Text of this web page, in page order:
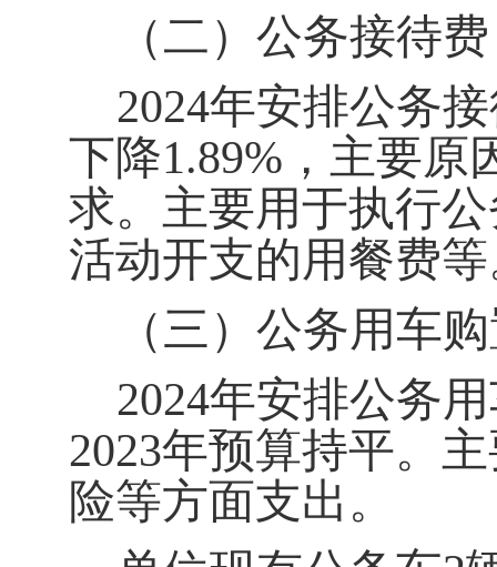
（二）公务接待费
2024年安排公务
下降1.89%，主要原
求。 主要用于执行
活动开支的用餐费
（三）公务用车
2024年安排公务
2023年预算持平。
险等方面支出。